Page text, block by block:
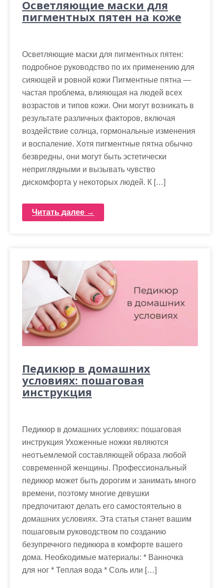
Осветляющие маски для
пигментных пятен на коже
Осветляющие маски для пигментных пятен:
подробное руководство по их применению для
сияющей и ровной кожи Пигментные пятна —
частая проблема, влияющая на людей всех
возрастов и типов кожи. Они могут возникать в
результате различных факторов, включая
воздействие солнца, гормональные изменения
и воспаление. Хотя пигментные пятна обычно
безвредны, они могут быть эстетически
неприглядными и вызывать чувство
дискомфорта у некоторых людей. К […]
Читать далее →
Педикюр в домашних
условиях: пошаговая
инструкция
Педикюр в домашних условиях: пошаговая
инструкция Ухоженные ножки являются
неотъемлемой составляющей образа любой
современной женщины. Профессиональный
педикюр может быть дорогим и занимать много
времени, поэтому многие девушки
предпочитают делать его самостоятельно в
домашних условиях. Эта статья станет вашим
пошаговым руководством по созданию
безупречного педикюра в комфорте вашего
дома. Необходимые материалы: * Ванночка
для ног * Теплая вода * Соль или […]